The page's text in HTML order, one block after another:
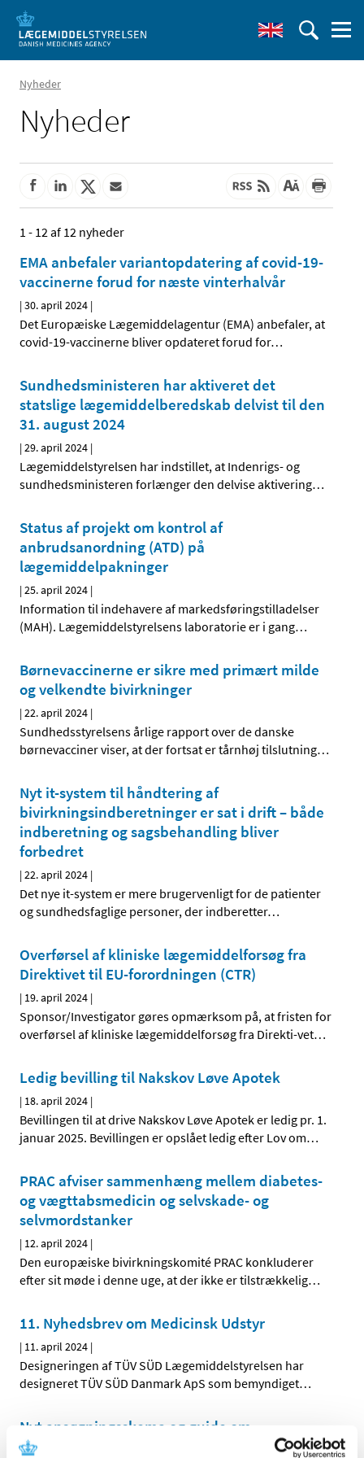
Nyheder
Nyheder
1 - 12 af 12 nyheder
EMA anbefaler variantopdatering af covid-19-
vaccinerne forud for næste vinterhalvår
|30. april 2024 |
Det Europæiske Lægemiddelagentur (EMA) anbefaler, at
covid-19-vaccinerne bliver opdateret forud for…
Sundhedsministeren har aktiveret det
statslige lægemiddelberedskab delvist til den
31. august 2024
|29. april 2024 |
Lægemiddelstyrelsen har indstillet, at Indenrigs- og
sundhedsministeren forlænger den delvise aktivering…
Status af projekt om kontrol af
anbrudsanordning (ATD) på
lægemiddelpakninger
|25. april 2024 |
Information til indehavere af markedsføringstilladelser
(MAH). Lægemiddelstyrelsens laboratorie er i gang…
Børnevaccinerne er sikre med primært milde
og velkendte bivirkninger
|22. april 2024 |
Sundhedsstyrelsens årlige rapport over de danske
børnevacciner viser, at der fortsat er tårnhøj tilslutning…
Nyt it-system til håndtering af
bivirkningsindberetninger er sat i drift – både
indberetning og sagsbehandling bliver
forbedret
|22. april 2024 |
Det nye it-system er mere brugervenligt for de patienter
og sundhedsfaglige personer, der indberetter…
Overførsel af kliniske lægemiddelforsøg fra
Direktivet til EU-forordningen (CTR)
| 19. april 2024 |
Sponsor/Investigator gøres opmærksom på, at fristen for
overførsel af kliniske lægemiddelforsøg fra Direkti-vet…
Ledig bevilling til Nakskov Løve Apotek
| 18. april 2024 |
Bevillingen til at drive Nakskov Løve Apotek er ledig pr. 1.
januar 2025. Bevillingen er opslået ledig efter Lov om…
PRAC afviser sammenhæng mellem diabetes-
og vægttabsmedicin og selvskade- og
selvmordstanker
| 12. april 2024 |
Den europæiske bivirkningskomité PRAC konkluderer
efter sit møde i denne uge, at der ikke er tilstrækkelig…
11. Nyhedsbrev om Medicinsk Udstyr
| 11. april 2024 |
Designeringen af TÜV SÜD Lægemiddelstyrelsen har
designeret TÜV SÜD Danmark ApS som bemyndiget…
Nyt ansøgningsskema og guide om
engrosforhandling af visse stoffer